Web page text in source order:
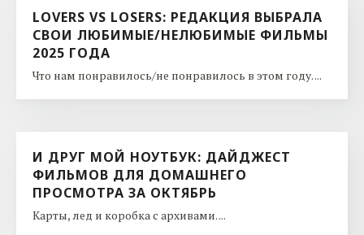
LOVERS VS LOSERS: РЕДАКЦИЯ ВЫБРАЛА
СВОИ ЛЮБИМЫЕ/НЕЛЮБИМЫЕ ФИЛЬМЫ
2025 ГОДА
Что нам понравилось/не понравилось в этом году. ...
И ДРУГ МОЙ НОУТБУК: ДАЙДЖЕСТ
ФИЛЬМОВ ДЛЯ ДОМАШНЕГО
ПРОСМОТРА ЗА ОКТЯБРЬ
Карты, лед и коробка с архивами. ...